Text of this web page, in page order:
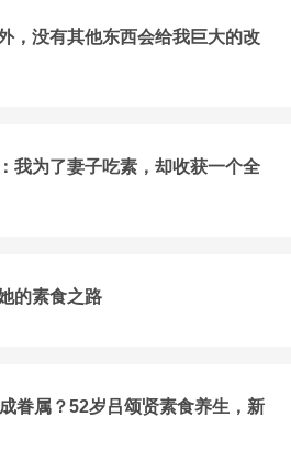
，没有其他东西会给我巨大的改
我为了妻子吃素，却收获一个全
的素食之路
眷属？52岁吕颂贤素食养生，新